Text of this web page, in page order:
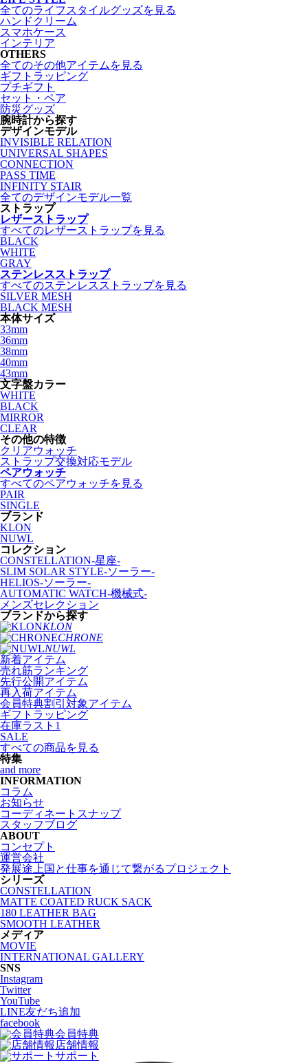
全てのライフスタイルグッズを見る
ハンドクリーム
スマホケース
インテリア
OTHERS
全てのその他アイテムを見る
ギフトラッピング
プチギフト
セット・ペア
防災グッズ
腕時計から探す
デザインモデル
INVISIBLE RELATION
UNIVERSAL SHAPES
CONNECTION
PASS TIME
INFINITY STAIR
全てのデザインモデル一覧
ストラップ
レザーストラップ
すべてのレザーストラップを見る
BLACK
WHITE
GRAY
ステンレスストラップ
すべてのステンレスストラップを見る
SILVER MESH
BLACK MESH
本体サイズ
33mm
36mm
38mm
40mm
43mm
文字盤カラー
WHITE
BLACK
MIRROR
CLEAR
その他の特徴
クリアウォッチ
ストラップ交換対応モデル
ペアウォッチ
すべてのペアウォッチを見る
PAIR
SINGLE
ブランド
KLON
NUWL
コレクション
CONSTELLATION-星座-
SLIM SOLAR STYLE-ソーラー-
HELIOS-ソーラー-
AUTOMATIC WATCH-機械式-
メンズセレクション
ブランドから探す
KLON
CHRONE
NUWL
新着アイテム
売れ筋ランキング
先行公開アイテム
再入荷アイテム
会員特典割引対象アイテム
ギフトラッピング
在庫ラスト1
SALE
すべての商品を見る
特集
and more
INFORMATION
コラム
お知らせ
コーディネートスナップ
スタッフブログ
ABOUT
コンセプト
運営会社
発展途上国と仕事を通じて繋がるプロジェクト
シリーズ
CONSTELLATION
MATTE COATED RUCK SACK
180 LEATHER BAG
SMOOTH LEATHER
メディア
MOVIE
INTERNATIONAL GALLERY
SNS
Instagram
Twitter
YouTube
LINE友だち追加
facebook
会員特典
店舗情報
サポート